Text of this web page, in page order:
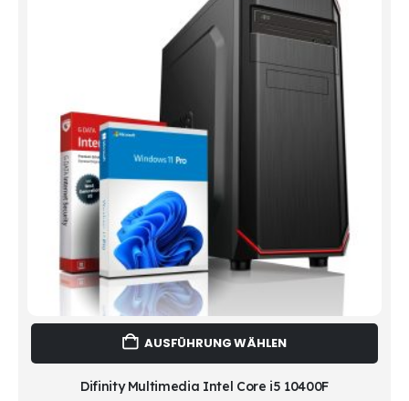
AUSFÜHRUNG WÄHLEN
weist
Difinity Multimedia Intel Core i5 10400F